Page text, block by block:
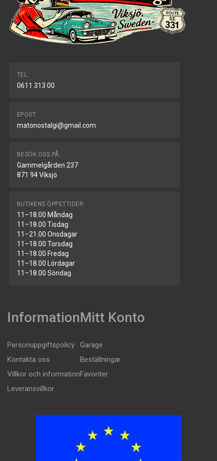
TEL.
0611 313 00
EPOST:
matonostalgi@gmail.com
BESÖK OSS PÅ:
Gammelgården 237
871 94 Viksjö
BUTIKENS ÖPPETTIDER:
11–18.00 Måndag
11–18.00 Tisdag
11–21.00 Onsdagar
11–18.00 Torsdag
11–18.00 Fredag
11–18.00 Lördagar
11–18.00 Söndag
Information
Personuppgiftspolicy
Kontakta oss
Villkor och information
Leveransvillkor
Mitt Konto
Garage
Beställningar
Favoriter